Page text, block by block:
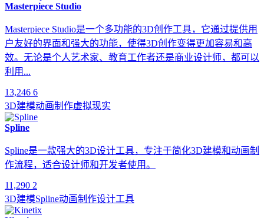
Masterpiece Studio
Masterpiece Studio是一个多功能的3D创作工具，它通过提供用
户友好的界面和强大的功能，使得3D创作变得更加容易和高
效。无论是个人艺术家、教育工作者还是商业设计师，都可以
利用...
13,246 6
3D建模动画制作虚拟现实
Spline
Spline是一款强大的3D设计工具，专注于简化3D建模和动画制
作流程，适合设计师和开发者使用。
11,290 2
3D建模Spline动画制作设计工具